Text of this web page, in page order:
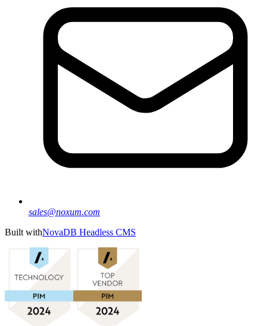
sales@noxum.com
Built withNovaDB Headless CMS